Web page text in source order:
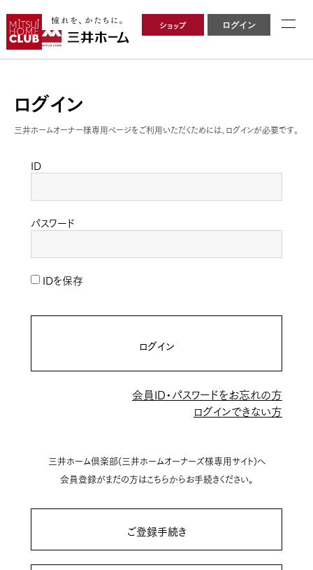
ショップ ログイン
ログイン
三井ホームオーナー様専用ページをご利用いただくためには、ログインが必要です。
ID
パスワード
IDを保存
ログイン
会員ID・パスワードをお忘れの方
ログインできない方
三井ホーム倶楽部(三井ホームオーナーズ様専用サイト)へ
会員登録がまだの方はこちらからお手続きください。
ご登録手続き